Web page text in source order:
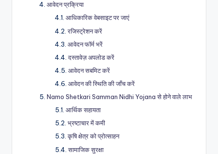
आवेदन प्रक्रिया
आधिकारिक वेबसाइट पर जाएं
रजिस्ट्रेशन करें
आवेदन फॉर्म भरें
दस्तावेज़ अपलोड करें
आवेदन सबमिट करें
आवेदन की स्थिति की जाँच करें
Namo Shetkari Samman Nidhi Yojana से होने वाले लाभ
आर्थिक सहायता
भ्रष्टाचार में कमी
कृषि क्षेत्र को प्रोत्साहन
सामाजिक सुरक्षा